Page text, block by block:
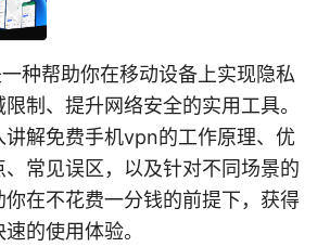
种帮助你在移动设备上实现隐私
制、提升网络安全的实用工具。
讲解免费手机vpn的工作原理、优
常见误区，以及针对不同场景的
你在不花费一分钱的前提下，获得
的使用体验。